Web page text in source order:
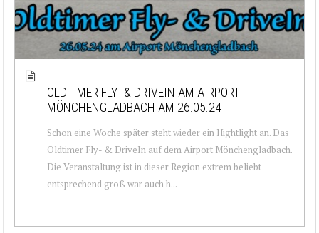
OLDTIMER FLY- & DRIVEIN AM AIRPORT
MÖNCHENGLADBACH AM 26.05.24
Schon eine Woche später steht wieder ein Hightlight an. Das
Oldtimer Fly- & DriveIn auf dem Airport Mönchengladbach.
Die Veranstaltung ist in dieser Region extrem beliebt
entsprechend groß war auch h...